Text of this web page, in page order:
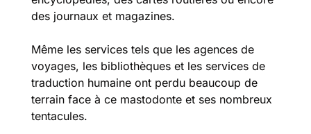
des journaux et magazines.
Même les services tels que les agences de
voyages, les bibliothèques et les services de
traduction humaine ont perdu beaucoup de
terrain face à ce mastodonte et ses nombreux
tentacules.